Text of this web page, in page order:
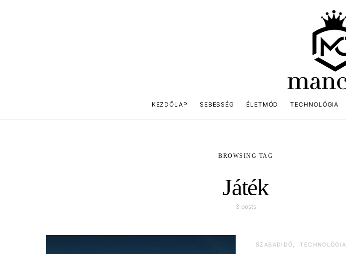
KEZDŐLAP SEBESSÉG ÉLETMÓD TECHNOLÓGIA
BROWSING TAG
Játék
3 posts
SZABADIDŐ TECHNOLÓGIA